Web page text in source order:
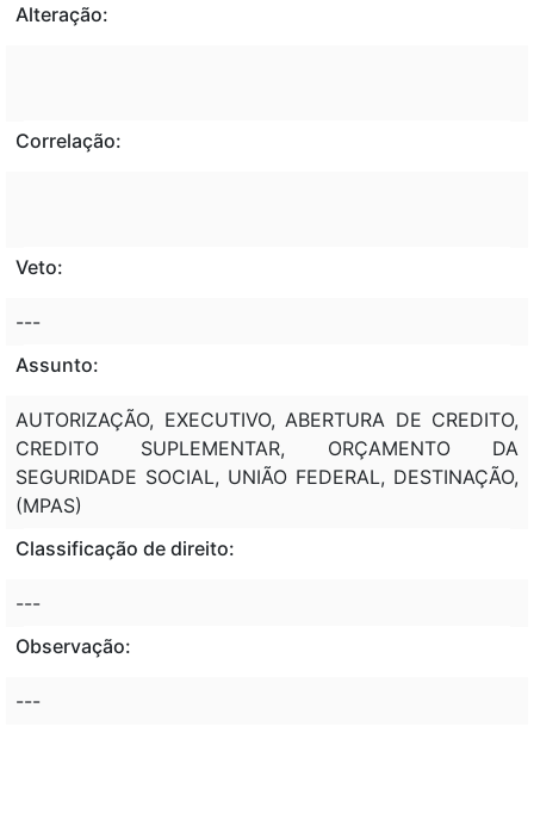
Alteração:
Correlação:
Veto:
---
Assunto:
AUTORIZAÇÃO, EXECUTIVO, ABERTURA DE CREDITO,
CREDITO SUPLEMENTAR, ORÇAMENTO DA
SEGURIDADE SOCIAL, UNIÃO FEDERAL, DESTINAÇÃO,
(MPAS)
Classificação de direito:
---
Observação:
---